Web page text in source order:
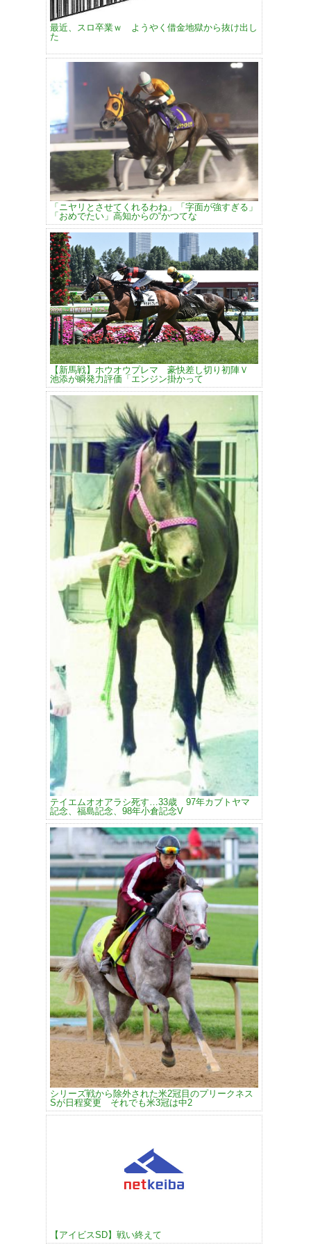
最近、スロ卒業ｗ ようやく借金地獄から抜け出し
た
「ニヤリとさせてくれるわね」「字面が強すぎる」
「おめでたい」高知からの“かつてな
【新馬戦】ホウオウプレマ 豪快差し切り初陣Ｖ
池添が瞬発力評価「エンジン掛かって
テイエムオオアラシ死す…33歳 97年カブトヤマ
記念、福島記念、98年小倉記念V
シリーズ戦から除外された米2冠目のプリークネス
Sが日程変更 それでも米3冠は中2
【アイビスSD】戦い終えて